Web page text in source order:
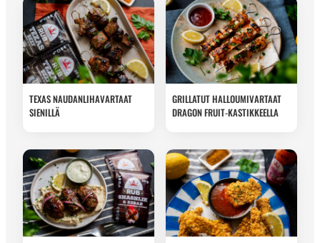
TEXAS NAUDANLIHAVARTAAT
SIENILLÄ
GRILLATUT HALLOUMIVARTAAT
DRAGON FRUIT-KASTIKKEELLA